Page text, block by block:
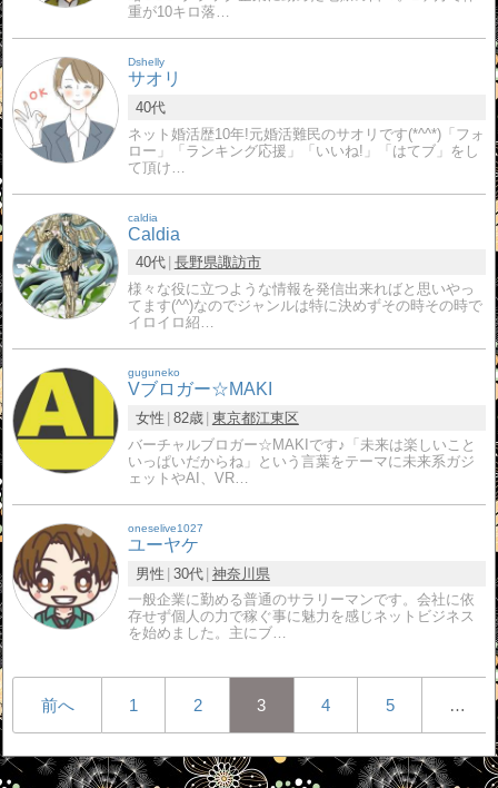
重が10キロ落…
Dshelly
サオリ
40代
ネット婚活歴10年!元婚活難民のサオリです(*^^*)「フォ
ロー」「ランキング応援」「いいね!」「はてブ」をし
て頂け…
caldia
Caldia
40代 長野県諏訪市
様々な役に立つような情報を発信出来ればと思いやっ
てます(^^)なのでジャンルは特に決めずその時その時で
イロイロ紹…
guguneko
Vブロガー☆MAKI
女性 82歳 東京都江東区
バーチャルブロガー☆MAKIです♪「未来は楽しいこと
いっぱいだからね」という言葉をテーマに未来系ガジ
ェットやAI、VR…
oneselive1027
ユーヤケ
男性 30代 神奈川県
一般企業に勤める普通のサラリーマンです。会社に依
存せず個人の力で稼ぐ事に魅力を感じネットビジネス
を始めました。主にブ…
前へ 1 2 3 4 5 …